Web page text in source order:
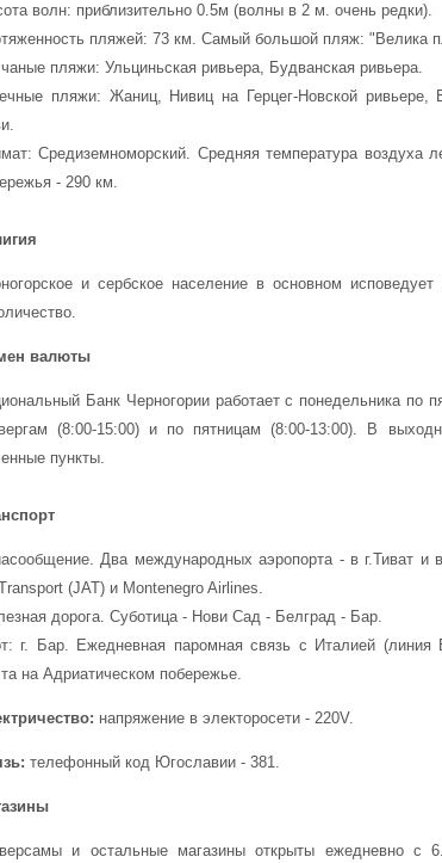
волн: приблизительно 0.5м (волны в 2 м. очень редки).
пляжей: 73 км. Самый большой пляж: "Велика
пляжи: Ульциньская ривьера, Будванская ривьера.
пляжи: Жаниц, Нивиц на Герцег-Новской ривьере,
Средиземноморский. Средняя температура воздуха
- 290 км.
и сербское население в основном
валюты
Банк Черногории работает с понедельника по
(8:00-15:00) и по пятницам (8:00-13:00). В
пункты.
Два международных аэропорта - в г.Тиват и
(JAT) и Montenegro Airlines.
дорога. Суботица - Нови Сад - Белград - Бар.
г. Бар. Ежедневная паромная связь с Италией (линия
на Адриатическом побережье.
напряжение в электоросети - 220V.
телефонный код Югославии - 381.
и остальные магазины открыты ежедневно с